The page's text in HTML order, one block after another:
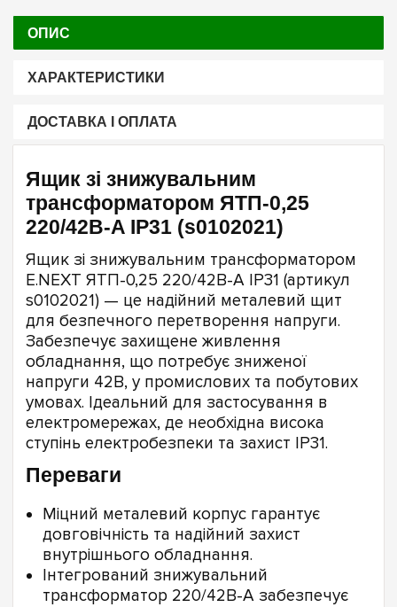
ОПИС
ХАРАКТЕРИСТИКИ
ДОСТАВКА І ОПЛАТА
Ящик зі знижувальним
трансформатором ЯТП-0,25
220/42В-A IP31 (s0102021)
Ящик зі знижувальним трансформатором
E.NEXT ЯТП-0,25 220/42В-A IP31 (артикул
s0102021) — це надійний металевий щит
для безпечного перетворення напруги.
Забезпечує захищене живлення
обладнання, що потребує зниженої
напруги 42В, у промислових та побутових
умовах. Ідеальний для застосування в
електромережах, де необхідна висока
ступінь електробезпеки та захист IP31.
Переваги
Міцний металевий корпус гарантує
довговічність та надійний захист
внутрішнього обладнання.
Інтегрований знижувальний
трансформатор 220/42В-A забезпечує